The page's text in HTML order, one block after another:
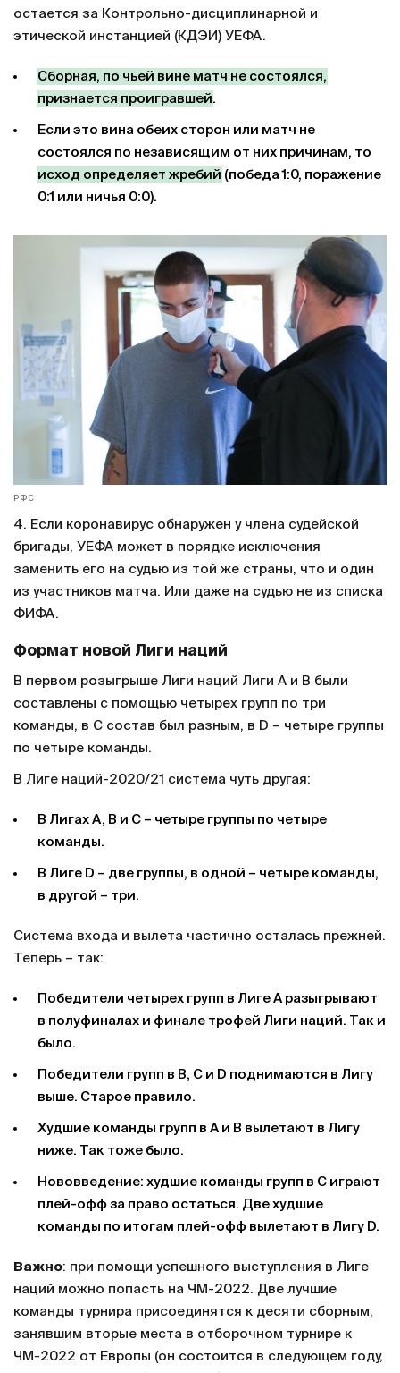
остается за Контрольно-дисциплинарной и
этической инстанцией (КДЭИ) УЕФА.
Сборная, по чьей вине матч не состоялся,
признается проигравшей.
Если это вина обеих сторон или матч не
состоялся по независящим от них причинам, то
исход определяет жребий (победа 1:0, поражение
0:1 или ничья 0:0).
РФС
4. Если коронавирус обнаружен у члена судейской
бригады, УЕФА может в порядке исключения
заменить его на судью из той же страны, что и один
из участников матча. Или даже на судью не из списка
ФИФА.
Формат новой Лиги наций
В первом розыгрыше Лиги наций Лиги А и В были
составлены с помощью четырех групп по три
команды, в С состав был разным, в D – четыре группы
по четыре команды.
В Лиге наций-2020/21 система чуть другая:
В Лигах А, В и С – четыре группы по четыре
команды.
В Лиге D – две группы, в одной – четыре команды,
в другой – три.
Система входа и вылета частично осталась прежней.
Теперь – так:
Победители четырех групп в Лиге А разыгрывают
в полуфиналах и финале трофей Лиги наций. Так и
было.
Победители групп в В, C и D поднимаются в Лигу
выше. Старое правило.
Худшие команды групп в А и В вылетают в Лигу
ниже. Так тоже было.
Нововведение: худшие команды групп в С играют
плей-офф за право остаться. Две худшие
команды по итогам плей-офф вылетают в Лигу D.
Важно: при помощи успешного выступления в Лиге
наций можно попасть на ЧМ-2022. Две лучшие
команды турнира присоединятся к десяти сборным,
занявшим вторые места в отборочном турнире к
ЧМ-2022 от Европы (он состоится в следующем году,